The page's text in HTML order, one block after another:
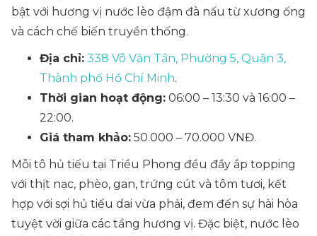
bật với hương vị nước lèo đậm đà nấu từ xương ống
và cách chế biến truyền thống.
Địa chỉ: 338 Võ Văn Tần, Phường 5, Quận 3,
Thành phố Hồ Chí Minh.
Thời gian hoạt động: 06:00 – 13:30 và 16:00 –
22:00.
Giá tham khảo: 50.000 – 70.000 VNĐ.
Mỗi tô hủ tiếu tại Triều Phong đều đầy ắp topping
với thịt nạc, phèo, gan, trứng cút và tôm tươi, kết
hợp với sợi hủ tiếu dai vừa phải, đem đến sự hài hòa
tuyệt vời giữa các tầng hương vị. Đặc biệt, nước lèo